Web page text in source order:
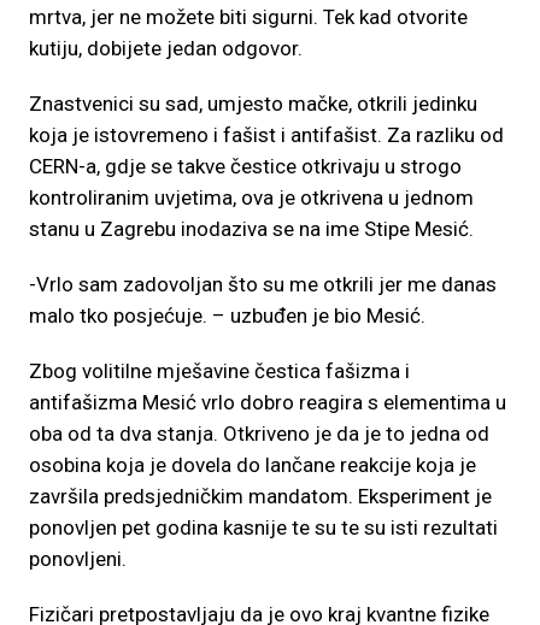
mrtva, jer ne možete biti sigurni. Tek kad otvorite
kutiju, dobijete jedan odgovor.
Znastvenici su sad, umjesto mačke, otkrili jedinku
koja je istovremeno i fašist i antifašist. Za razliku od
CERN-a, gdje se takve čestice otkrivaju u strogo
kontroliranim uvjetima, ova je otkrivena u jednom
stanu u Zagrebu inodaziva se na ime Stipe Mesić.
-Vrlo sam zadovoljan što su me otkrili jer me danas
malo tko posjećuje. – uzbuđen je bio Mesić.
Zbog volitilne mješavine čestica fašizma i
antifašizma Mesić vrlo dobro reagira s elementima u
oba od ta dva stanja. Otkriveno je da je to jedna od
osobina koja je dovela do lančane reakcije koja je
završila predsjedničkim mandatom. Eksperiment je
ponovljen pet godina kasnije te su te su isti rezultati
ponovljeni.
Fizičari pretpostavljaju da je ovo kraj kvantne fizike